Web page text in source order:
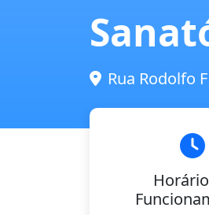
Rua Rodolfo